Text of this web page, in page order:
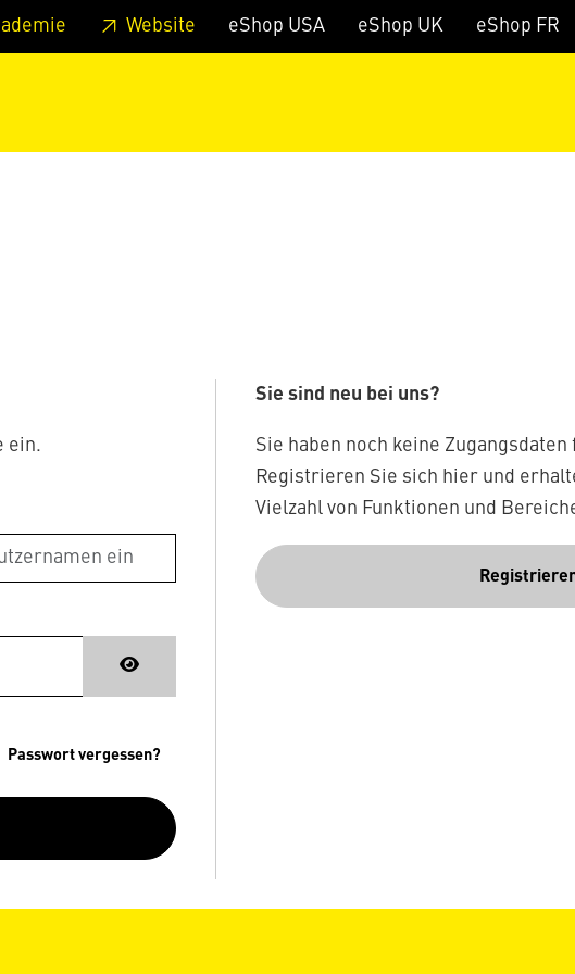
Springe zum Hauptmenu Springe zur Suche
Website eShop USA eShop UK eShop FR
ein.
Passwort vergessen?
Sie sind neu bei uns?
Sie haben noch keine
Registrieren Sie sich hier und
Vielzahl von Funktionen und